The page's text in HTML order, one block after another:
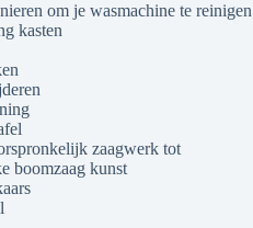
om je wasmachine te reinigen
kasten
zaagwerk tot
boomzaag kunst